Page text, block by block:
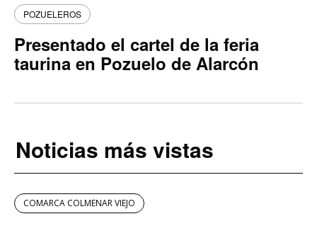
POZUELEROS
Presentado el cartel de la feria
taurina en Pozuelo de Alarcón
Noticias más vistas
COMARCA COLMENAR VIEJO